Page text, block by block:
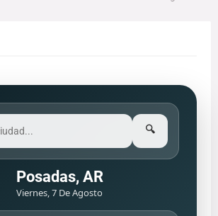
🔍
Posadas, AR
Viernes, 7 De Agosto